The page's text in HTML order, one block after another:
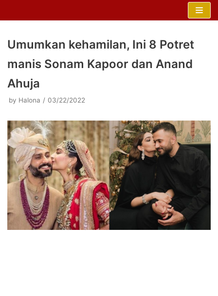
Umumkan kehamilan, Ini 8 Potret
manis Sonam Kapoor dan Anand
Ahuja
by Halona 03/22/2022